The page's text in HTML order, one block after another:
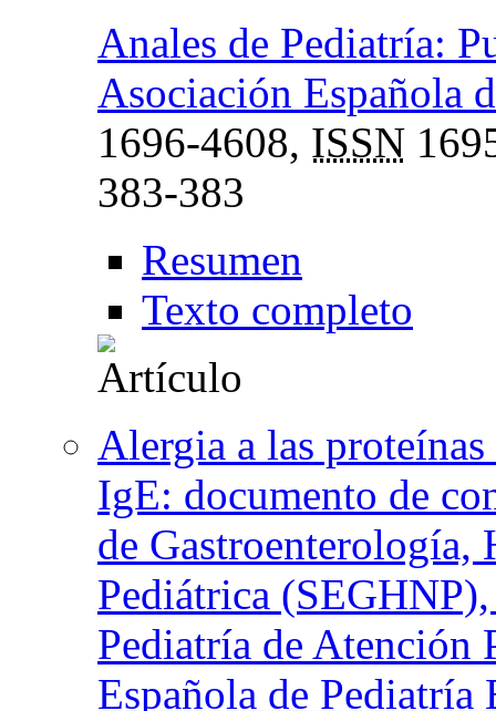
Anales de Pediatría:
Asociación Española
1696-4608, ISSN
383-383
Resumen
Texto completo
Alergia a las
IgE: documento de
de
Pediátrica
Pediatría de Atención
Española de